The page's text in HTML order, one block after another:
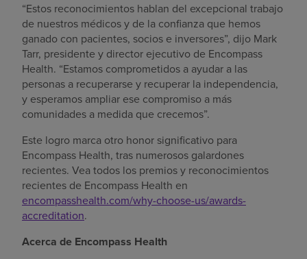
“Estos reconocimientos hablan del excepcional trabajo
de nuestros médicos y de la confianza que hemos
ganado con pacientes, socios e inversores”, dijo Mark
Tarr, presidente y director ejecutivo de Encompass
Health. “Estamos comprometidos a ayudar a las
personas a recuperarse y recuperar la independencia,
y esperamos ampliar ese compromiso a más
comunidades a medida que crecemos”.
Este logro marca otro honor significativo para
Encompass Health, tras numerosos galardones
recientes. Vea todos los premios y reconocimientos
recientes de Encompass Health en
encompasshealth.com/why-choose-us/awards-
accreditation.
Acerca de Encompass Health